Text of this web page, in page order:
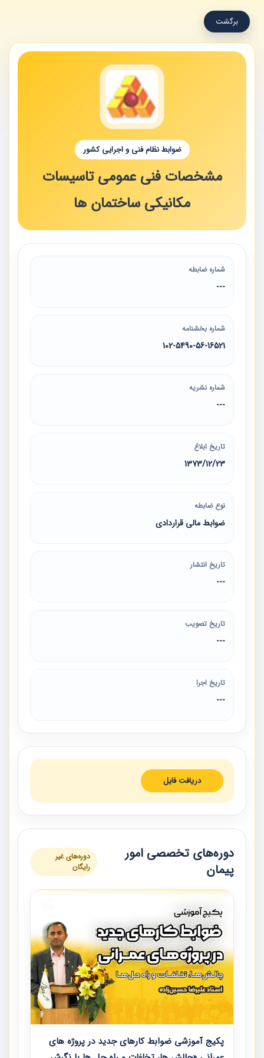
برگشت
ضوابط نظام فنی و اجرایی کشور
مشخصات فنی عمومی تاسیسات
مکانیکی ساختمان ها
شماره ضابطه
---
شماره بخشنامه
102-5490-56-16521
شماره نشریه
---
تاریخ ابلاغ
1373/12/23
نوع ضابطه
ضوابط مالی قراردادی
تاریخ انتشار
---
تاریخ تصویب
---
تاریخ اجرا
---
دریافت فایل
دوره‌های تخصصی امور
پیمان
دوره‌های غیر
رایگان
پکیج آموزشی ضوابط کارهای جدید در پروژه های